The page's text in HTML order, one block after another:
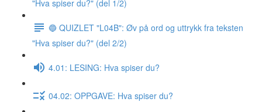
"Hva spiser du?" (del 1/2)
🔵 QUIZLET "L04B": Øv på ord og uttrykk fra teksten
"Hva spiser du?" (del 2/2)
4.01: LESING: Hva spiser du?
04.02: OPPGAVE: Hva spiser du?